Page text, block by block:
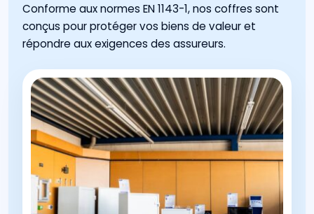
Conforme aux normes EN 1143-1, nos coffres sont
conçus pour protéger vos biens de valeur et
répondre aux exigences des assureurs.